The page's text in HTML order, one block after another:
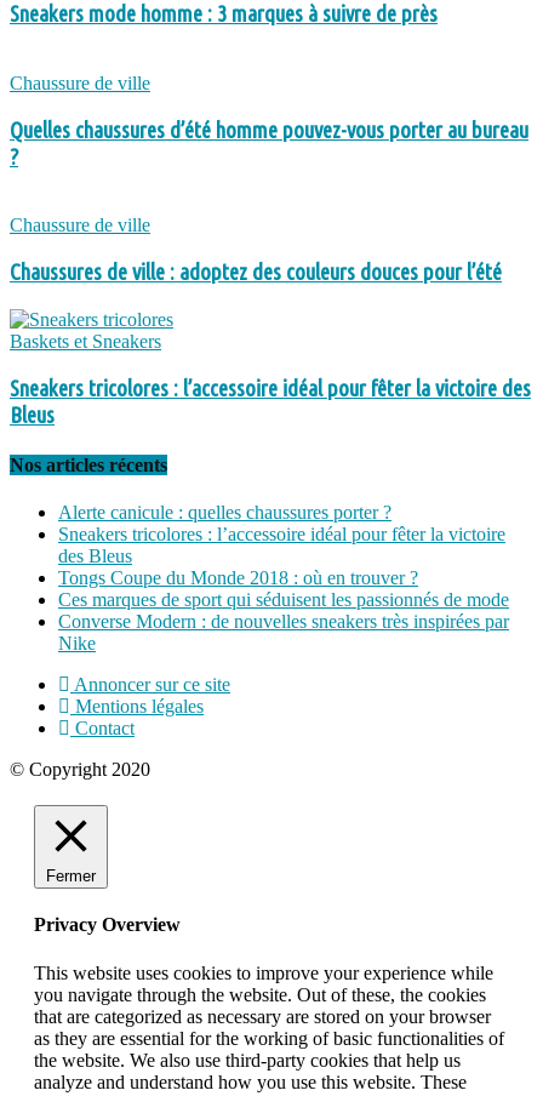
Sneakers mode homme : 3 marques à suivre de près
Chaussure de ville
Quelles chaussures d’été homme pouvez-vous porter au bureau
?
Chaussure de ville
Chaussures de ville : adoptez des couleurs douces pour l’été
Baskets et Sneakers
Sneakers tricolores : l’accessoire idéal pour fêter la victoire des
Bleus
Nos articles récents
Alerte canicule : quelles chaussures porter ?
Sneakers tricolores : l’accessoire idéal pour fêter la victoire
des Bleus
Tongs Coupe du Monde 2018 : où en trouver ?
Ces marques de sport qui séduisent les passionnés de mode
Converse Modern : de nouvelles sneakers très inspirées par
Nike
Annoncer sur ce site
Mentions légales
Contact
© Copyright 2020
Fermer
Privacy Overview
This website uses cookies to improve your experience while
you navigate through the website. Out of these, the cookies
that are categorized as necessary are stored on your browser
as they are essential for the working of basic functionalities of
the website. We also use third-party cookies that help us
analyze and understand how you use this website. These